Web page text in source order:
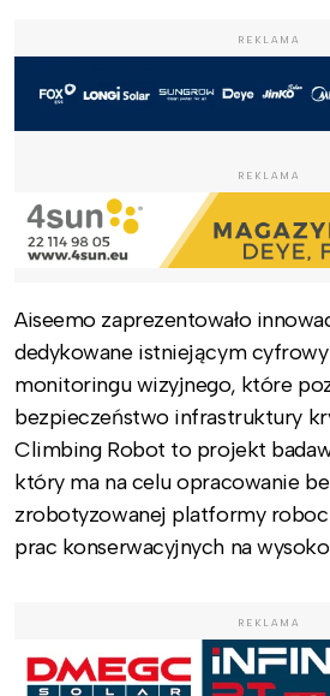
REKLAMA
REKLAMA
Aiseemo zaprezentowało
dedykowane istniejącym
monitoringu wizyjnego, które
bezpieczeństwo infrastruktury
Climbing Robot to projekt
który ma na celu opracowanie
zrobotyzowanej platformy
prac konserwacyjnych na
REKLAMA